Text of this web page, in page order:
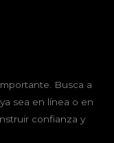
Busca a
sea en línea o en
confianza y